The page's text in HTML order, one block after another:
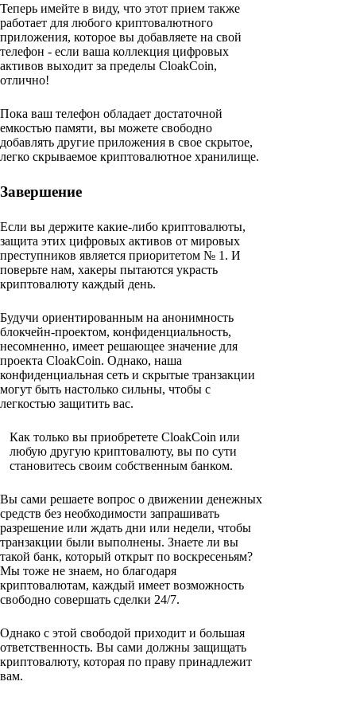
Теперь имейте в виду, что этот прием также
работает для любого криптовалютного
приложения, которое вы добавляете на свой
телефон - если ваша коллекция цифровых
активов выходит за пределы CloakCoin,
отлично!
Пока ваш телефон обладает достаточной
емкостью памяти, вы можете свободно
добавлять другие приложения в свое скрытое,
легко скрываемое криптовалютное хранилище.
Завершение
Если вы держите какие-либо криптовалюты,
защита этих цифровых активов от мировых
преступников является приоритетом № 1. И
поверьте нам, хакеры пытаются украсть
криптовалюту каждый день.
Будучи ориентированным на анонимность
блокчейн-проектом, конфиденциальность,
несомненно, имеет решающее значение для
проекта CloakCoin. Однако, наша
конфиденциальная сеть и скрытые транзакции
могут быть настолько сильны, чтобы с
легкостью защитить вас.
Как только вы приобретете CloakCoin или
любую другую криптовалюту, вы по сути
становитесь своим собственным банком.
Вы сами решаете вопрос о движении денежных
средств без необходимости запрашивать
разрешение или ждать дни или недели, чтобы
транзакции были выполнены. Знаете ли вы
такой банк, который открыт по воскресеньям?
Мы тоже не знаем, но благодаря
криптовалютам, каждый имеет возможность
свободно совершать сделки 24/7.
Однако с этой свободой приходит и большая
ответственность. Вы сами должны защищать
криптовалюту, которая по праву принадлежит
вам.